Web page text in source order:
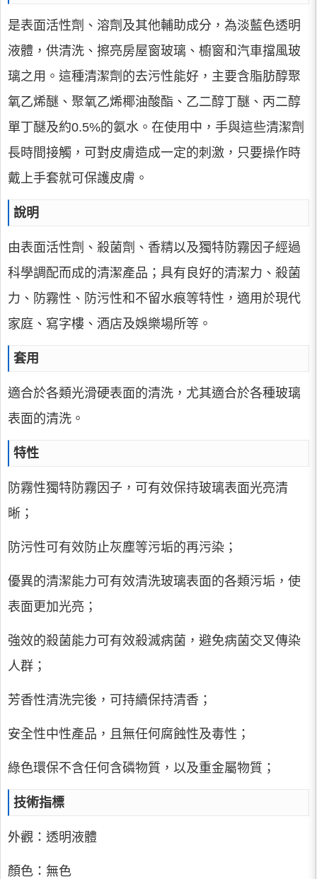
是表面活性劑、溶劑及其他輔助成分，為淡藍色透明
液體，供清洗、擦亮房屋窗玻璃、櫥窗和汽車擋風玻
璃之用。這種清潔劑的去污性能好，主要含脂肪醇聚
氧乙烯醚、聚氧乙烯椰油酸酯、乙二醇丁醚、丙二醇
單丁醚及約0.5%的氨水。在使用中，手與這些清潔劑
長時間接觸，可對皮膚造成一定的刺激，只要操作時
戴上手套就可保護皮膚。
說明
由表面活性劑、殺菌劑、香精以及獨特防霧因子經過
科學調配而成的清潔產品；具有良好的清潔力、殺菌
力、防霧性、防污性和不留水痕等特性，適用於現代
家庭、寫字樓、酒店及娛樂場所等。
套用
適合於各類光滑硬表面的清洗，尤其適合於各種玻璃
表面的清洗。
特性
防霧性獨特防霧因子，可有效保持玻璃表面光亮清
晰；
防污性可有效防止灰塵等污垢的再污染；
優異的清潔能力可有效清洗玻璃表面的各類污垢，使
表面更加光亮；
強效的殺菌能力可有效殺滅病菌，避免病菌交叉傳染
人群；
芳香性清洗完後，可持續保持清香；
安全性中性產品，且無任何腐蝕性及毒性；
綠色環保不含任何含磷物質，以及重金屬物質；
技術指標
外觀：透明液體
顏色：無色